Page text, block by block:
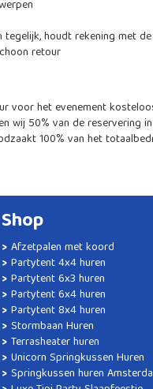
tegelijk, houdt rekening met
retour
voor het evenement
wij 50% van de reservering
100% van het
Shop
Afzetpalen met koord
Partytent 4x4 huren
Partytent 6x3 huren
Partytent 6x4 huren
Partytent 8x4 huren
Stormbaan Huren
Terrasheater huren
Unicorn Springkussen Huren
Springkussen huren